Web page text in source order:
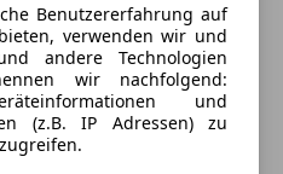
Benutzererfahrung auf
verwenden wir und
andere Technologien
wir nachfolgend:
und
(z.B. IP Adressen) zu